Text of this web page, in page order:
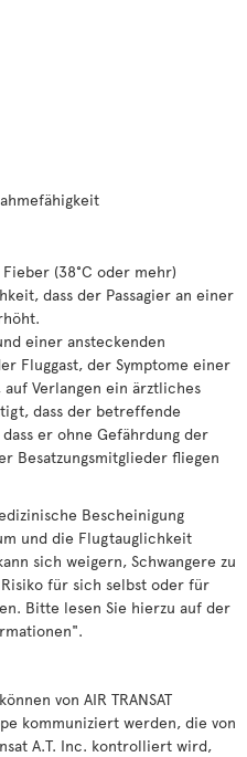
(38°C oder mehr)
dass der Passagier an einer
einer ansteckenden
Fluggast, der Symptome einer
Verlangen ein ärztliches
dass der betreffende
er ohne Gefährdung der
Besatzungsmitglieder fliegen
Bescheinigung
und die Flugtauglichkeit
sich weigern, Schwangere zu
für sich selbst oder für
Bitte lesen Sie hierzu auf der
von AIR TRANSAT
kommuniziert werden, die von
A.T. Inc. kontrolliert wird,